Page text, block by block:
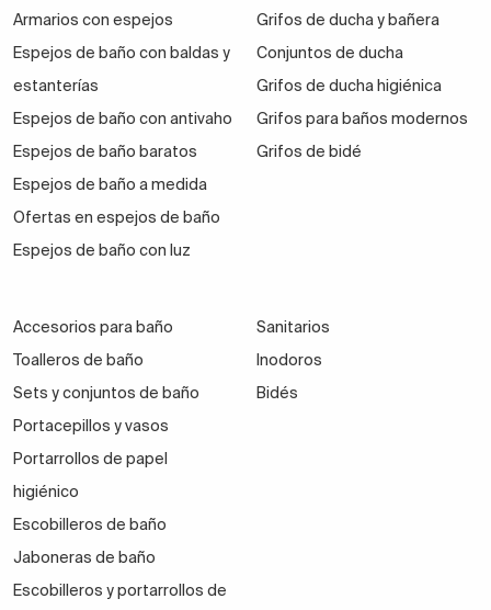
Armarios con espejos
Espejos de baño con baldas y
estanterías
Espejos de baño con antivaho
Espejos de baño baratos
Espejos de baño a medida
Ofertas en espejos de baño
Espejos de baño con luz
Grifos de ducha y bañera
Conjuntos de ducha
Grifos de ducha higiénica
Grifos para baños modernos
Grifos de bidé
Accesorios para baño
Toalleros de baño
Sets y conjuntos de baño
Portacepillos y vasos
Portarrollos de papel
higiénico
Escobilleros de baño
Jaboneras de baño
Escobilleros y portarrollos de
Sanitarios
Inodoros
Bidés